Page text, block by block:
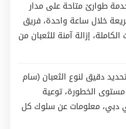
طوارئ متاحة على مدار
خلال ساعة واحدة، فريق
إزالة آمنة للثعبان من
دقيق لنوع الثعبان (سام
الخطورة، توعية
دبي، معلومات عن سلوك كل